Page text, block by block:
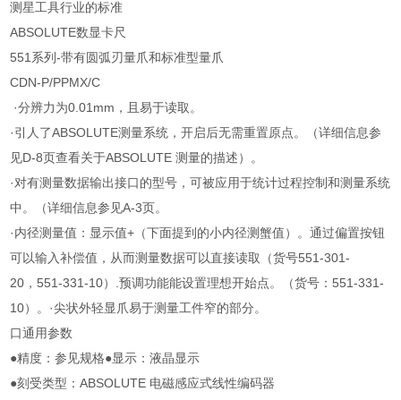
测星工具行业的标准
ABSOLUTE数显卡尺
551系列-带有圆弧刃量爪和标准型量爪
CDN-P/PPMX/C
·分辨力为0.01mm，且易于读取。
·引人了ABSOLUTE测量系统，开启后无需重置原点。（详细信息参
见D-8页查看关于ABSOLUTE 测量的描述）。
·对有测量数据输出接口的型号，可被应用于统计过程控制和测量系统
中。（详细信息参见A-3页。
·内径测量值：显示值+（下面提到的小内径测蟹值）。通过偏置按钮
可以输入补偿值，从而测量数据可以直接读取（货号551-301-
20，551-331-10）.预调功能能设置理想开始点。（货号：551-331-
10）。·尖状外轻显爪易于测量工件窄的部分。
口通用参数
●精度：参见规格●显示：液晶显示
●刻受类型：ABSOLUTE 电磁感应式线性编码器